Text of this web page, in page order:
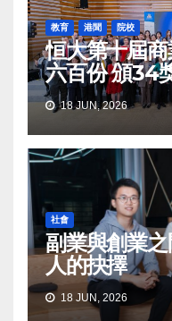
教育 港聞 院校
恒大第十屆
六百份 頒34
18 JUN, 2026
社會
副業與創業
人的抉擇
18 JUN, 2026